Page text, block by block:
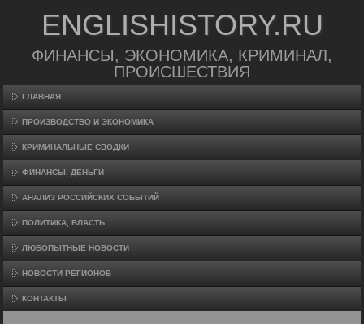
ENGLISHISTORY.RU
ФИНАНСЫ, ЭКОНОМИКА, КРИМИНАЛ,
ПРОИСШЕСТВИЯ
ГЛАВНАЯ
ПРОИЗВΟДСТВО И ЭКОНОМИКА
КРИМИНАЛЬНЫЕ СВОДКИ
ФИНАНСЫ, ДЕНЬГИ
АНАЛИЗ РОССИЙСКИХ СОБЫТИЙ
ПОЛИТИКА, ВЛАСТЬ
ЛЮБОПЫТНЫЕ НОВОСТИ
НОВОСТИ РЕГИОНОВ
КОНТАКТЫ